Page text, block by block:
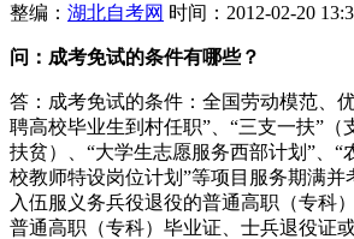
整编： 湖北自考网 时间：2012-02-20
问： 成考免试的条件有哪些？
答：成考免试的条件：全国劳动模范、
聘高校毕业生到村任职”、“三支一扶”（
扶贫）、“大学生志愿服务西部计划”、“
校教师特设岗位计划”等项目服务期满并
入伍服义务兵役退役的普通高职（专科
普通高职（专科）毕业证、士兵退役证